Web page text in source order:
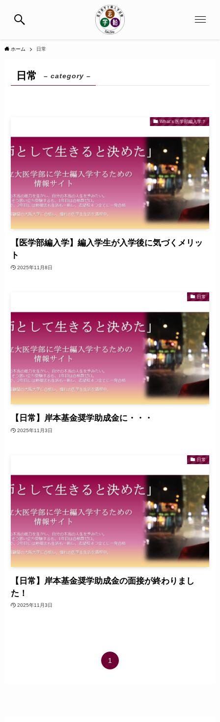
ホーム 日常
日常 – category –
What's 医学部編入学？
【医学部編入学】編入学生が入学後に気づくメリッ
ト
2025年11月8日
日常
【日常】岸本基金奨学助成金に・・・
2025年11月3日
日常
【日常】岸本基金奨学助成金の面接が終わりまし
た！
2025年11月3日
1